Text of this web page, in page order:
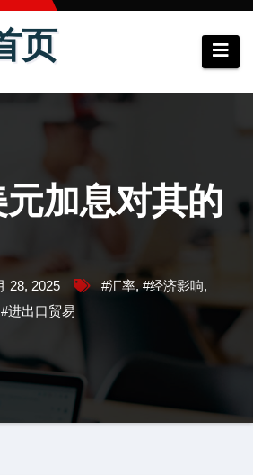
页
加息对其的
28, 2025 #汇率, #经济影响,
#进出口贸易